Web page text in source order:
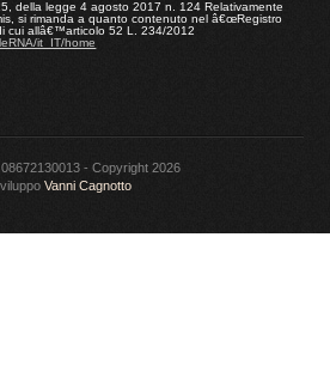
della legge 4 agosto 2017 n. 124 Relativamente
si rimanda a quanto contenuto nel â€œRegistro
cui allâ€™articolo 52 L. 234/2012
it_IT/home
- Copyright 2026
Vanni Cagnotto